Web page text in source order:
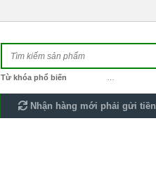
Từ khóa phổ biến
Nhận hàng mới phải gửi tiền